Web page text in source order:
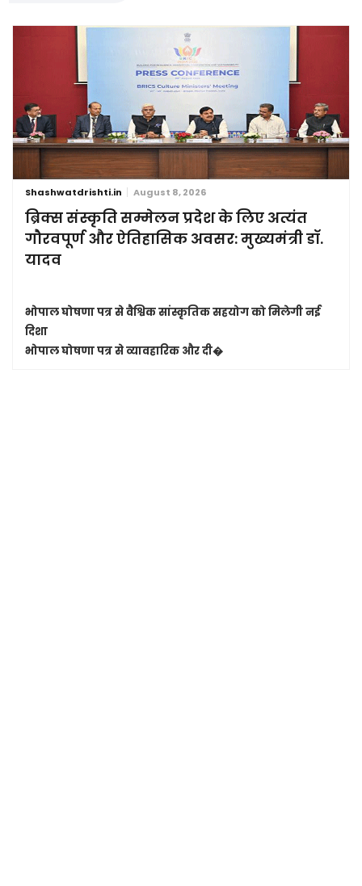
Shashwatdrishti.in August 8, 2026
ब्रिक्स संस्कृति सम्मेलन प्रदेश के लिए अत्यंत
गौरवपूर्ण और ऐतिहासिक अवसर: मुख्यमंत्री डॉ.
यादव
भोपाल घोषणा पत्र से वैश्विक सांस्कृतिक सहयोग को मिलेगी नई
दिशा
भोपाल घोषणा पत्र से व्यावहारिक और दी�